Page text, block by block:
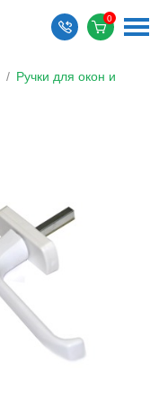
/ Ручки для окон и